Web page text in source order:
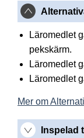
Läromedlet
pekskärm.
Läromedlet
Läromedlet
Mer om
Inspelad